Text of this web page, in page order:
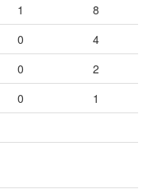
1
8
0
4
0
2
0
1